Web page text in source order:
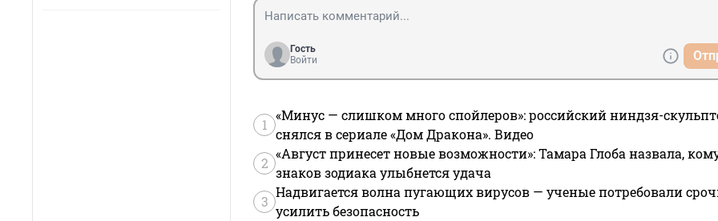
Гость
Войти
1
«Минус — слишком много спойлеров»: российский ниндзя-
снялся в сериале «Дом Дракона». Видео
2
«Август принесет новые возможности»: Тамара Глоба назвала,
знаков зодиака улыбнется удача
3
Надвигается волна пугающих вирусов — ученые потребовали
усилить безопасность